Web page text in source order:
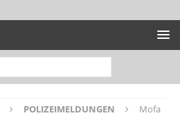
POLIZEIMELDUNGEN
Mofa